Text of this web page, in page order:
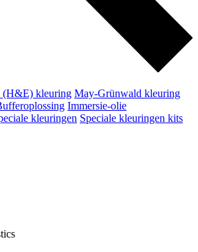
(H&E) kleuring May-Grünwald kleuring
Immersie-olie
kleuringen Speciale kleuringen kits